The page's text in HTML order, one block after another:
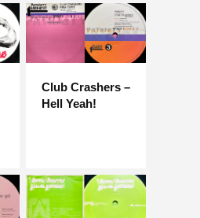
Club Crashers –
Hell Yeah!